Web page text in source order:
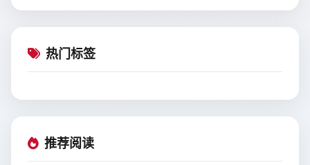
热门标签
推荐阅读